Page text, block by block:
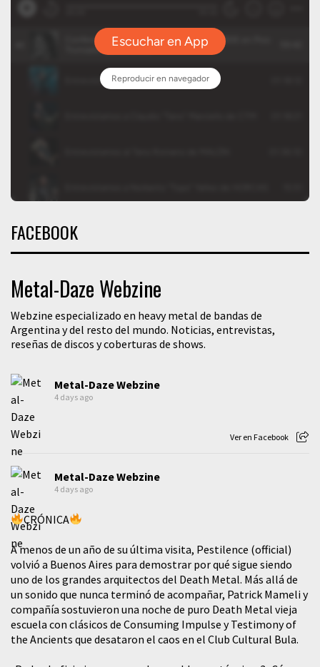
FACEBOOK
Metal-Daze Webzine
Webzine especializado en heavy metal de bandas de
Argentina y del resto del mundo. Noticias, entrevistas,
reseñas de discos y coberturas de shows.
Metal-Daze Webzine
4 days ago
Ver en Facebook
Metal-Daze Webzine
4 days ago
CRÓNICA
A menos de un año de su última visita, Pestilence (official)
volvió a Buenos Aires para demostrar por qué sigue siendo
uno de los grandes arquitectos del Death Metal. Más allá de
un sonido que nunca terminó de acompañar, Patrick Mameli y
compañía sostuvieron una noche de puro Death Metal vieja
escuela con clásicos de Consuming Impulse y Testimony of
the Ancients que desataron el caos en el Club Cultural Bula.